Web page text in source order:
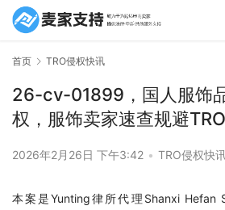
首页 TRO侵权快讯
26-cv-01899，国人服饰
权，服饰卖家速查规避
2026年2月26日 下午3:42 • TRO侵权快
本案是Yunting律所代理Shanxi Hefan